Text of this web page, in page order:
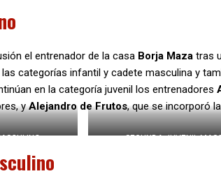
el entrenador de la casa Borja Maza tras
categorías infantil y cadete masculina y
en la categoría juvenil los entrenadores
yAlejandro de Frutos, que se incorporó
SEGUNDA JUVENIL